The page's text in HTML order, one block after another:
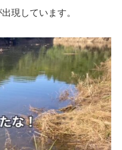
現しています。